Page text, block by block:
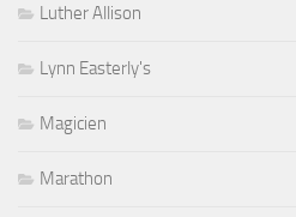
Luther Allison
Lynn Easterly's
Magicien
Marathon